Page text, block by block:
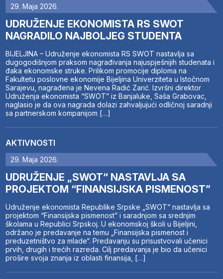
29. Maja 2026.
UDRUŽENJE EKONOMISTA RS SWOT
NAGRADILO NAJBOLJEG STUDENTA
BIJELJINA – Udruženje ekonomista RS SWOT nastavlja sa
dugogodišnjom praksom nagrađivanja najuspješnijih studenata i
đaka ekonomske struke. Prilikom promocije diploma na
Fakultetu poslovne ekonomije Bijeljina Univerziteta u Istočnom
Sarajevu, nagrađena je Nevena Radić Zarić. Izvršni direktor
Udruženja ekonomista “SWOT” iz Banjaluke, Saša Grabovac,
naglasio je da ova nagrada dolazi zahvaljujući odličnoj saradnji
sa partnerskom kompanijom […]
AKTIVNOSTI
29. Maja 2026.
UDRUŽENJE „SWOT“ NASTAVLJA SA
PROJEKTOM “FINANSIJSKA PISMENOST”
Udruženje ekonomista Republike Srpske „SWOT“ nastavlja sa
projektom “Finansijska pismenost” i saradnjom sa srednjim
školama u Republici Srpskoj. U ekonomskoj školi u Bijeljini,
održano je predavanje na temu „Finansijska pismenost i
preduzetništvo za mlade“. Predavanju su prisustvovali učenici
prvih, drugih i trećih razreda. Cilj predavanja je bio da učenici
prošire svoja znanja iz oblasti finansija, […]